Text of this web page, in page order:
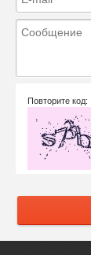
Повторите код: